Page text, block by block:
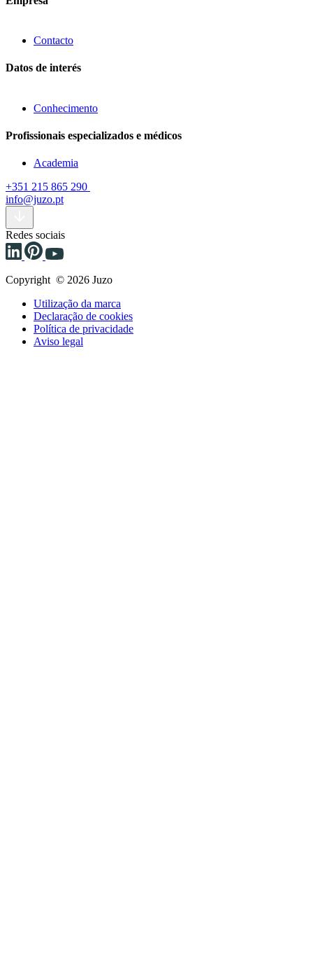
Contacto
Datos de interés
Conhecimento
Profissionais especializados e médicos
Academia
+351 215 865 290
info@juzo.pt
Redes sociais
Copyright © 2026 Juzo
Utilização da marca
Declaração de cookies
Política de privacidade
Aviso legal